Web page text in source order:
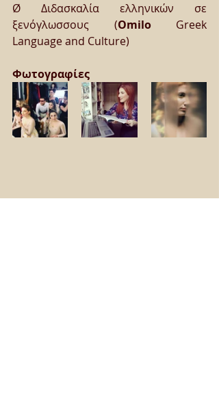
Ø Διδασκαλία ελληνικών σε
ξενόγλωσσους (Omilo Greek
Language and Culture)
Φωτογραφίες